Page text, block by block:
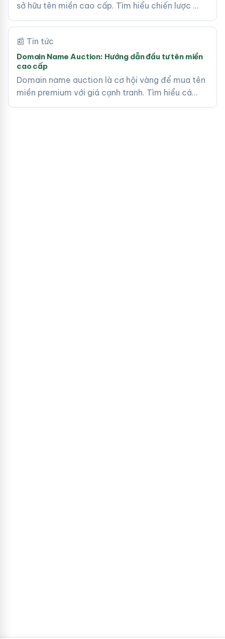
sở hữu tên miền cao cấp. Tìm hiểu chiến lược …
📰 Tin tức
Domain Name Auction: Hướng dẫn đầu tư tên miền
cao cấp
Domain name auction là cơ hội vàng để mua tên
miền premium với giá cạnh tranh. Tìm hiểu cá…